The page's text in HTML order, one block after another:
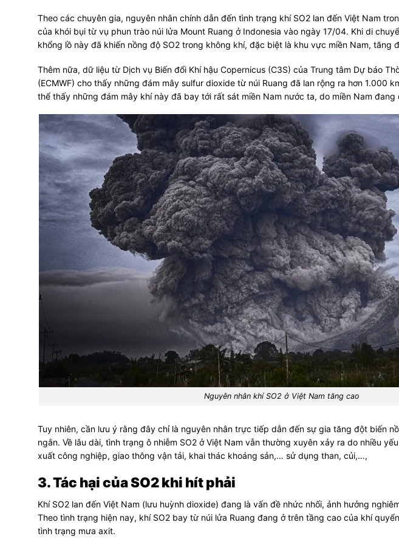
Theo các chuyên gia, nguyên nhân chính dẫn đến tình trạng khí SO2 lan đến Việt Nam
của khói bụi từ vụ phun trào núi lửa Mount Ruang ở Indonesia vào ngày 17/04. Khi di
khổng lồ này đã khiến nồng độ SO2 trong không khí, đặc biệt là khu vực miền Nam, tăng
Thêm nữa, dữ liệu từ Dịch vụ Biến đổi Khí hậu Copernicus (C3S) của Trung tâm Dự báo
(ECMWF) cho thấy những đám mây sulfur dioxide từ núi Ruang đã lan rộng ra hơn 1.000
thể thấy những đám mây khí này đã bay tới rất sát miền Nam nước ta, do miền Nam đang
Nguyên nhân khí SO2 ở Việt Nam tăng cao
Tuy nhiên, cần lưu ý rằng đây chỉ là nguyên nhân trực tiếp dẫn đến sự gia tăng đột biến
ngắn. Về lâu dài, tình trạng ô nhiễm SO2 ở Việt Nam vẫn thường xuyên xảy ra do nhiều
xuất công nghiệp, giao thông vận tải, khai thác khoáng sản,… sử dụng than, củi,…,
3. Tác hại của SO2 khi hít phải
Khí SO2 lan đến Việt Nam (lưu huỳnh dioxide) đang là vấn đề nhức nhối, ảnh hưởng
Theo tình trạng hiện nay, khí SO2 bay từ núi lửa Ruang đang ở trên tầng cao của khí
tình trạng mưa axit.